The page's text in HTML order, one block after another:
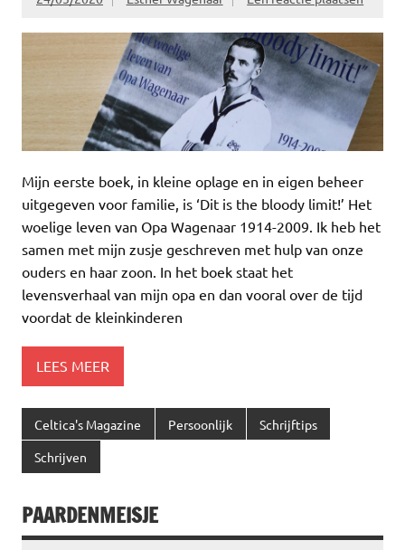
Mijn eerste boek, in kleine oplage en in eigen beheer
uitgegeven voor familie, is ‘Dit is the bloody limit!’ Het
woelige leven van Opa Wagenaar 1914-2009. Ik heb het
samen met mijn zusje geschreven met hulp van onze
ouders en haar zoon. In het boek staat het
levensverhaal van mijn opa en dan vooral over de tijd
voordat de kleinkinderen
LEES MEER
Celtica's Magazine Persoonlijk Schrijftips
Schrijven
PAARDENMEISJE